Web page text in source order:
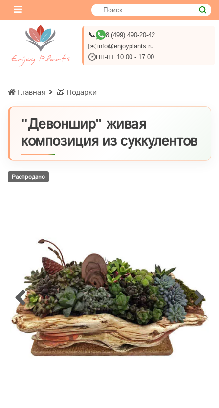
📞 8 (499) 490-20-42
✉️info@enjoyplants.ru
🕑ПН-ПТ 10:00 - 17:00
Главная 🎁 Подарки
"Девоншир" живая
композиция из суккулентов
Распродано